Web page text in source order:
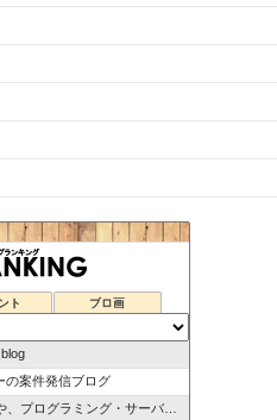
ト ブロ画
の案件発信ブログ
ログラミング・サーバー関係